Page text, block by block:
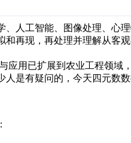
人工智能、图像处理、心
再现，再处理并理解从客
用已扩展到农业工程领域
是有疑问的，今天四元数数